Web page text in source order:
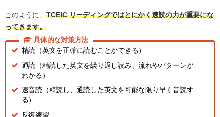
このように、 TOEIC リーディングではとにかく速読の力が重要にな
ってきます。
具体的な対策方法
精読（英文を正確に読むことができる）
通読（精読した英文を繰り返し読み、流れやパターンが
わかる）
速音読（精読し、通読した英文を可能な限り早く音読す
る）
反復練習